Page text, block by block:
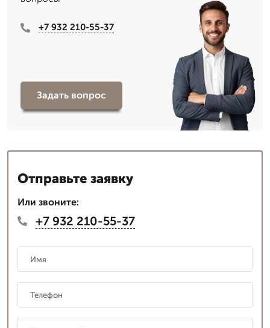
+7 932 210-55-37
Задать вопрос
Отправьте заявку
Или звоните:
+7 932 210-55-37